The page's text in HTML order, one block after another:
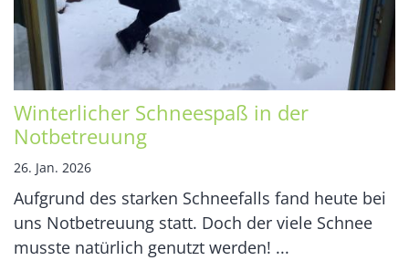
Winterlicher Schneespaß in der
Notbetreuung
26. Jan. 2026
Aufgrund des starken Schneefalls fand heute bei
uns Notbetreuung statt. Doch der viele Schnee
musste natürlich genutzt werden! ...